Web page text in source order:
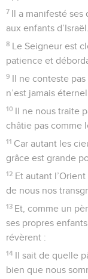
Maître de l’univers
20 Bénissez
ce qu’il dit dès
21 Bénissez
son service, faites
22 Bénissez
gouverne ! Et toi,
Psaumes
Seuls les Évangiles sont
Histoire de la
1 Bénis l’Éternel, ô